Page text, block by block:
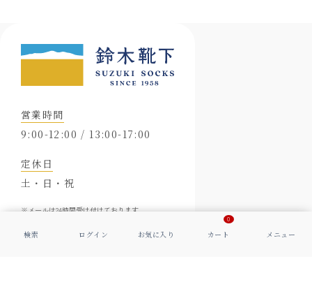
0
営業時間
9:00-12:00 / 13:00-17:00
定休日
土・日・祝
※メールは24時間受け付けております。